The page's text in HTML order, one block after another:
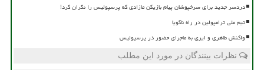
دردسر جدید برای سرخپوشان پیام بازیکن مازادی که پرسپولیس را نگران کرد!
تیم ملی ترامپولین در راه ناگویا
واکنش طاهری و ایری به ماجرای حضور در پرسپولیس
نظرات بینندگان در مورد این مطلب